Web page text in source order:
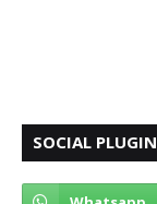
SOCIAL PLUGIN